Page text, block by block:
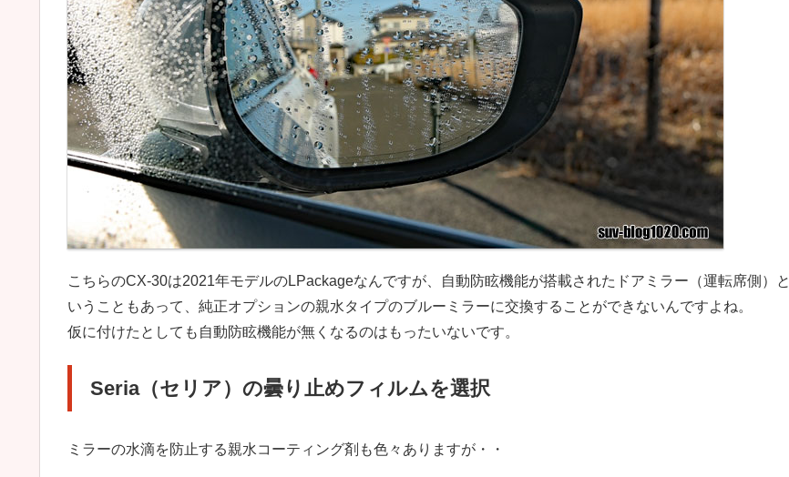
こちらのCX-30は2021年モデルのLPackageなんですが、自動防眩機能が搭載されたドアミラー（運転席側）と
いうこともあって、純正オプションの親水タイプのブルーミラーに交換することができないんですよね。
仮に付けたとしても自動防眩機能が無くなるのはもったいないです。
Seria（セリア）の曇り止めフィルムを選択
ミラーの水滴を防止する親水コーティング剤も色々ありますが・・